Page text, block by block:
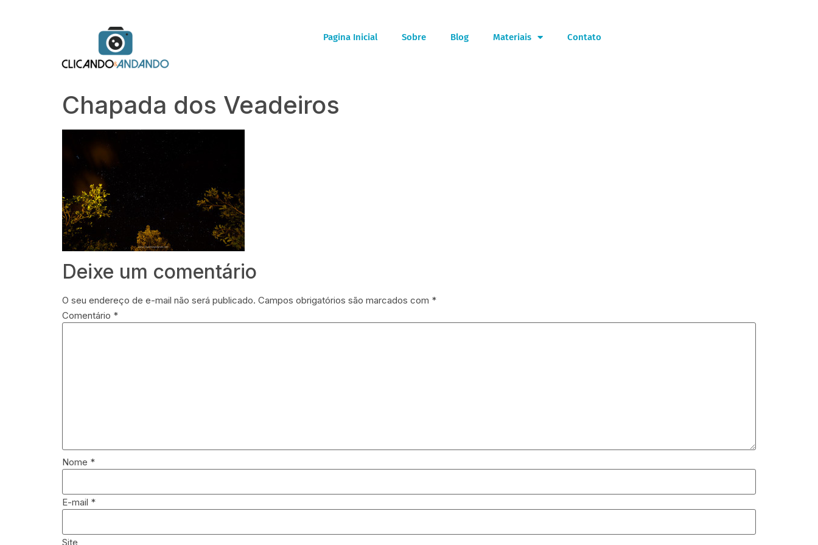
Pagina Inicial Sobre Blog Materiais Contato
Chapada dos Veadeiros
Deixe um comentário
O seu endereço de e-mail não será publicado. Campos obrigatórios são marcados com *
Comentário *
Nome *
E-mail *
Site